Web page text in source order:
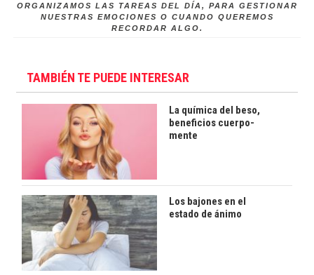
ORGANIZAMOS LAS TAREAS DEL DÍA, PARA GESTIONAR
NUESTRAS EMOCIONES O CUANDO QUEREMOS
RECORDAR ALGO.
TAMBIÉN TE PUEDE INTERESAR
La química del beso,
beneficios cuerpo-
mente
Los bajones en el
estado de ánimo